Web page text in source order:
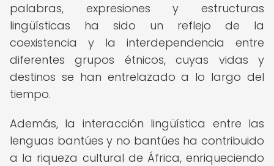
palabras, expresiones y estructuras
lingüísticas ha sido un reflejo de la
coexistencia y la interdependencia entre
diferentes grupos étnicos, cuyas vidas y
destinos se han entrelazado a lo largo del
tiempo.
Además, la interacción lingüística entre las
lenguas bantúes y no bantúes ha contribuido
a la riqueza cultural de África, enriqueciendo